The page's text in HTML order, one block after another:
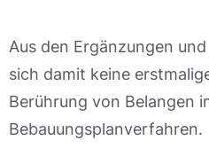
Aus den Ergänzungen
sich damit keine
Berührung von Belangen
Bebauungsplanverfahren.